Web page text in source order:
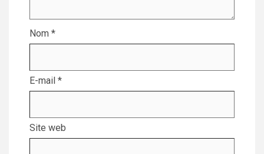
Nom *
E-mail *
Site web